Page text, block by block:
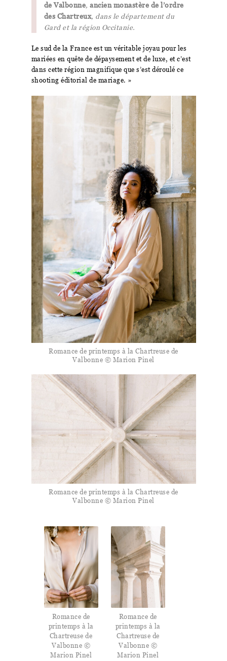
deValbonne, ancien monastère de l’ordre
des Chartreux, dans le département du
Gard et la région Occitanie.
Le sud de la France est un véritable joyau pour les
mariées en quête de dépaysement et de luxe, et c’est
dans cette région magnifique que s’estdéroulé ce
shooting éditorial de mariage. »
Romance de printemps à la Chartreuse de
Valbonne © Marion Pinel
Romance de printemps à la Chartreuse de
Valbonne © Marion Pinel
Romance de
printemps à la
Chartreuse de
Valbonne ©
Marion Pinel
Romance de
printemps à la
Chartreuse de
Valbonne ©
Marion Pinel